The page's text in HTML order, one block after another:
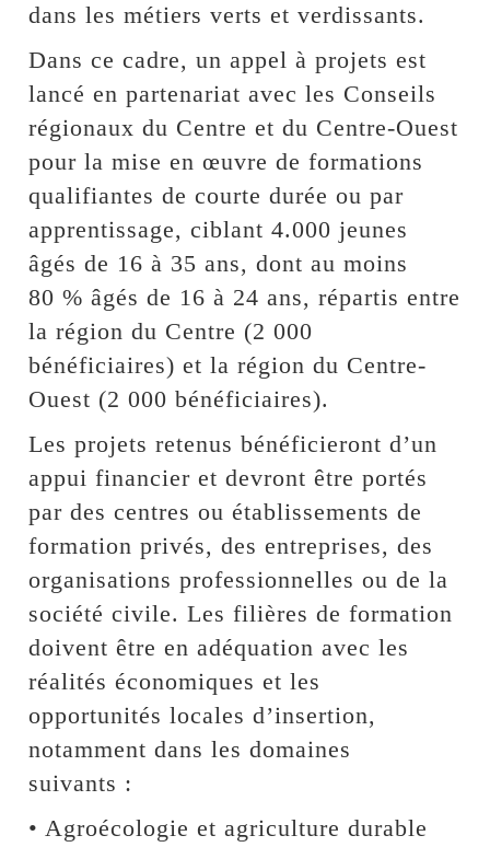
dans les métiers verts et verdissants.
Dans ce cadre, un appel à projets est
lancé en partenariat avec les Conseils
régionaux du Centre et du Centre-Ouest
pour la mise en œuvre de formations
qualifiantes de courte durée ou par
apprentissage, ciblant 4.000 jeunes
âgés de 16 à 35 ans, dont au moins
80 % âgés de 16 à 24 ans, répartis entre
la région du Centre (2 000
bénéficiaires) et la région du Centre-
Ouest (2 000 bénéficiaires).
Les projets retenus bénéficieront d’un
appui financier et devront être portés
par des centres ou établissements de
formation privés, des entreprises, des
organisations professionnelles ou de la
société civile. Les filières de formation
doivent être en adéquation avec les
réalités économiques et les
opportunités locales d’insertion,
notamment dans les domaines
suivants :
• Agroécologie et agriculture durable